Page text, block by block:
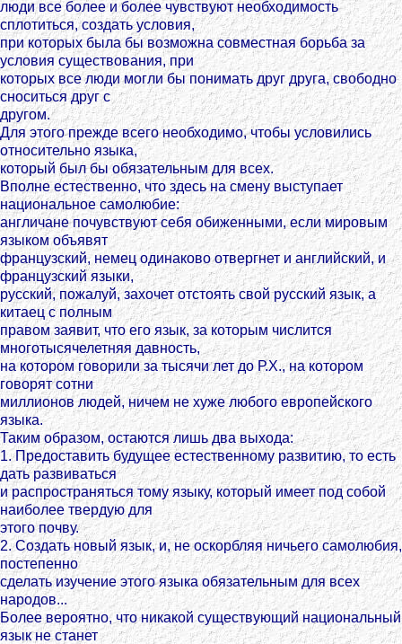
люди все более и более чувствуют необходимость
сплотиться, создать условия,
при которых была бы возможна совместная борьба за
условия существования, при
которых все люди могли бы понимать друг друга, свободно
сноситься друг с
другом.
Для этого прежде всего необходимо, чтобы условились
относительно языка,
который был бы обязательным для всех.
Вполне естественно, что здесь на смену выступает
национальное самолюбие:
англичане почувствуют себя обиженными, если мировым
языком объявят
французский, немец одинаково отвергнет и английский, и
французский языки,
русский, пожалуй, захочет отстоять свой русский язык, а
китаец с полным
правом заявит, что его язык, за которым числится
многотысячелетняя давность,
на котором говорили за тысячи лет до Р.Х., на котором
говорят сотни
миллионов людей, ничем не хуже любого европейского
языка.
Таким образом, остаются лишь два выхода:
1. Предоставить будущее естественному развитию, то есть
дать развиваться
и распространяться тому языку, который имеет под собой
наиболее твердую для
этого почву.
2. Создать новый язык, и, не оскорбляя ничьего самолюбия,
постепенно
сделать изучение этого языка обязательным для всех
народов...
Более вероятно, что никакой существующий национальный
язык не станет